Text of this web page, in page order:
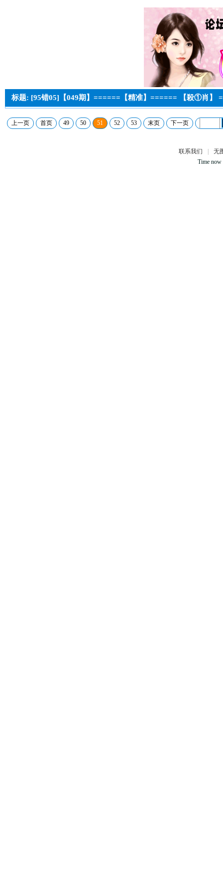
标题: [95错05]【049期】======【精准】====== 【殺①肖】
上一页 首页 49 50 51 52 53 末页 下一页
联系我们
无
Time now